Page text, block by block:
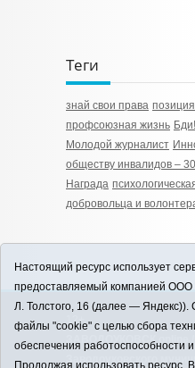
Теги
знай свои права позиция
профсоюзная жизнь Бди!
Молодой журналист
обществу инвалидов –
Награда
добровольца и
12+
ЗАВОДОУКОВСК online /
Заводоуковского
Настоящий ресурс использует
предоставляемый компанией ООО
Л. Толстого, 16 (далее — Яндекс)).
файлы "cookie" с целью сбора
обеспечения работоспособности
Продолжая использовать ресурс,